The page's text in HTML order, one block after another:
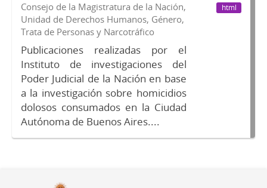
Consejo de la Magistratura de la Nación,
Unidad de Derechos Humanos, Género,
Trata de Personas y Narcotráfico
Publicaciones realizadas por el
Instituto de investigaciones del
Poder Judicial de la Nación en base
a la investigación sobre homicidios
dolosos consumados en la Ciudad
Autónoma de Buenos Aires....
html